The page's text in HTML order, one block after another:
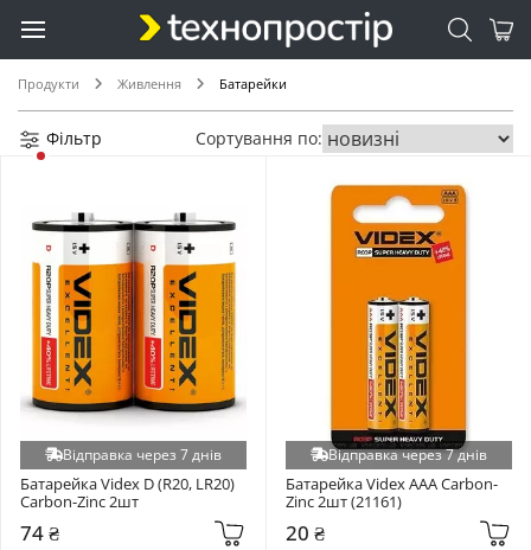
Продукти Живлення Батарейки
Фільтр Сортування по:
Відправка через 7 днів
Батарейка Videx D (R20, LR20)
Carbon-Zinc 2шт
74 ₴
Відправка через 7 днів
Батарейка Videx AAA Carbon-
Zinc 2шт (21161)
20 ₴